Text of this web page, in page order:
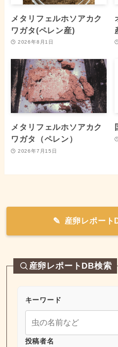
メタリフェルホソアカク
ワガタ(ペレン産)
2026年8月1日
メタリフェルホソアカク
ワガタ（ペレン）
2026年7月15日
産卵レポート
産卵レポートDB検索
キーワード
投稿者名